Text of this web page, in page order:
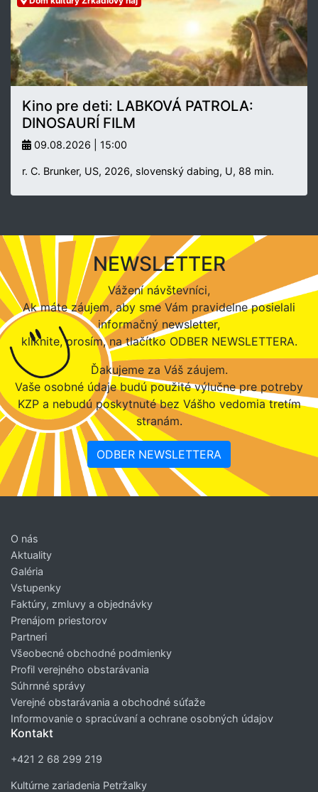
Kino pre deti: LABKOVÁ PATROLA:
DINOSAURÍ FILM
09.08.2026 | 15:00
r. C. Brunker, US, 2026, slovenský dabing, U, 88 min.
NEWSLETTER
Vážení návštevníci,
Ak máte záujem, aby sme Vám pravidelne posielali
informačný newsletter,
kliknite, prosím, na tlačítko ODBER NEWSLETTERA.
Ďakujeme za Váš záujem.
Vaše osobné údaje budú použité výlučne pre potreby
KZP a nebudú poskytnuté bez Vášho vedomia tretím
stranám.
ODBER NEWSLETTERA
O nás
Aktuality
Galéria
Vstupenky
Faktúry, zmluvy a objednávky
Prenájom priestorov
Partneri
Všeobecné obchodné podmienky
Profil verejného obstarávania
Súhrnné správy
Verejné obstarávania a obchodné súťaže
Informovanie o spracúvaní a ochrane osobných údajov
Kontakt
+421 2 68 299 219
Kultúrne zariadenia Petržalky